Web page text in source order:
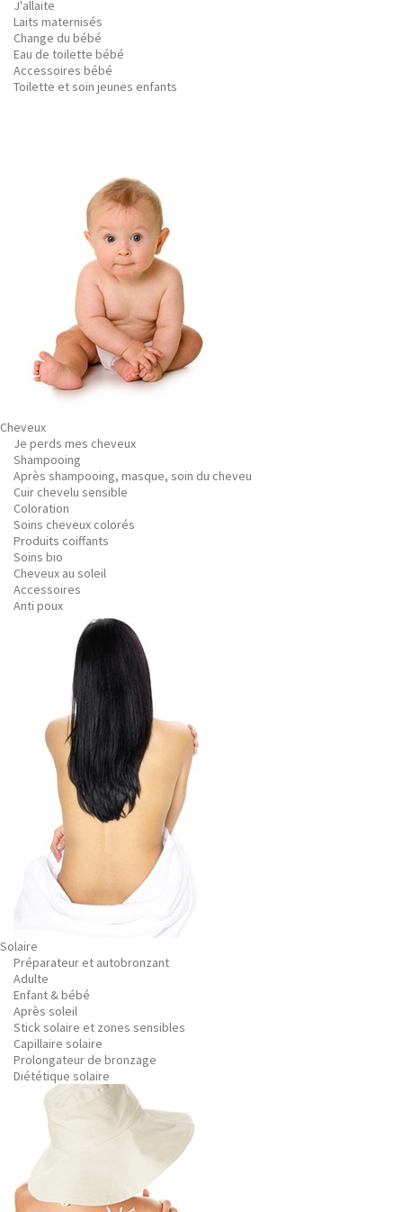
J'allaite
Laits maternisés
Change du bébé
Eau de toilette bébé
Accessoires bébé
Toilette et soin jeunes enfants
Cheveux
Je perds mes cheveux
Shampooing
Après shampooing, masque, soin du cheveu
Cuir chevelu sensible
Coloration
Soins cheveux colorés
Produits coiffants
Soins bio
Cheveux au soleil
Accessoires
Anti poux
Solaire
Préparateur et autobronzant
Adulte
Enfant & bébé
Après soleil
Stick solaire et zones sensibles
Capillaire solaire
Prolongateur de bronzage
Diététique solaire